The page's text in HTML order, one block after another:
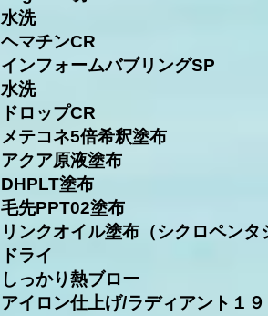
水洗
ヘマチンCR
インフォームバブリングSP
​水洗
ドロップCR
メテコネ5倍希釈塗布
アクア原液塗布
DHPLT塗布
毛先PPT02塗布
リンクオイル塗布（シクロペンタ
ドライ
しっかり熱ブロー
アイロン仕上げ/ラディアント１